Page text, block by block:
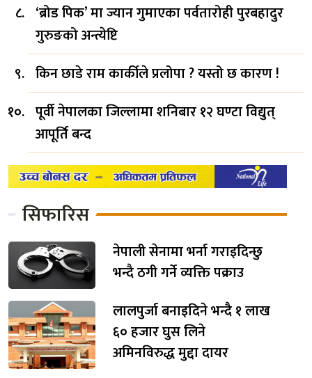
‘ब्रोड पिक’ मा ज्यान गुमाएका पर्वतारोही पुरबहादुर
गुरुङको अन्त्येष्टि
किन छाडे राम कार्कीले प्रलोपा ? यस्तो छ कारण !
पूर्वी नेपालका जिल्लामा शनिबार १२ घण्टा विद्युत्
आपूर्ति बन्द
सिफारिस
नेपाली सेनामा भर्ना गराइदिन्छु
भन्दै ठगी गर्ने व्यक्ति पक्राउ
लालपुर्जा बनाइदिने भन्दै १ लाख
६० हजार घुस लिने
अमिनविरुद्ध मुद्दा दायर